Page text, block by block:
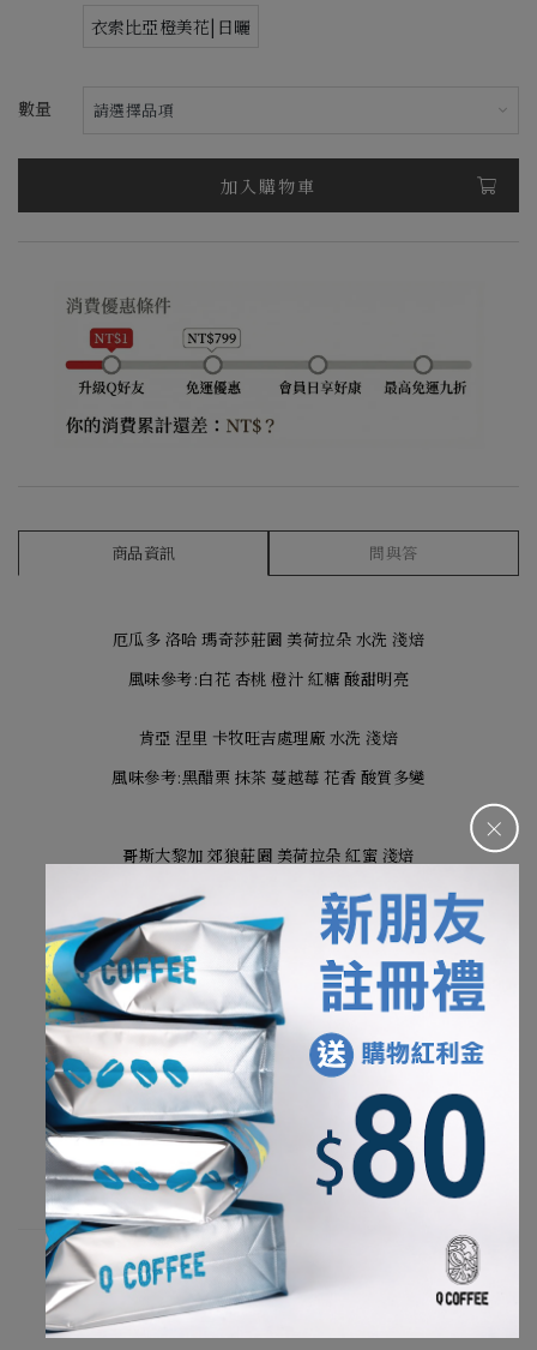
＋
衣索比亞橙美花|日曬
數量
加入購物車
商品資訊 問與答
厄瓜多 洛哈 瑪奇莎莊園 美荷拉朵 水洗 淺焙
風味參考:白花 杏桃 橙汁 紅糖 酸甜明亮
肯亞 涅里 卡牧旺吉處理廠 水洗 淺焙
風味參考:黑醋栗 抹茶 蔓越莓 花香 酸質多變
哥斯大黎加 郊狼莊園 美荷拉朵 紅蜜 淺焙
風味參考: 花香 甜桃 莓果 果汁感 圓潤飽滿
巴拿馬 艾利達莊園 卡杜艾 日曬 淺焙
風味參考:蜜柑 葡萄乾 紅糖 酸質細緻
衣索比亞 古吉 波特酒王 厭氧日曬 淺焙
風味參考:水果酒 莓果 牛奶巧克力 焦糖
衣索比亞 西阿爾希 橙美花 日曬 淺焙
風味參考:紫羅蘭 哈密瓜 甜桃 伯爵紅茶
我們寫下的風味來自夥伴杯測後的集體感受。
因此，可能會和在家沖煮的環境稍微不一樣，
不同的水質、研磨工具以及個人喜好的沖煮參數，